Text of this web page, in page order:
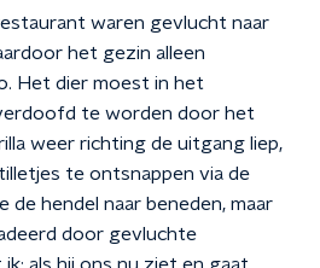
waren gevlucht naar
het gezin alleen
Het dier moest in het
te worden door het
weer richting de uitgang liep,
te ontsnappen via de
hendel naar beneden, maar
door gevluchte